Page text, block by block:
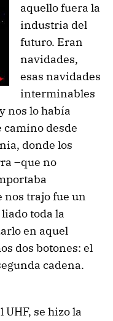
aquello fuera la
industria del
futuro. Eran
navidades,
esas navidades
interminables
nos lo había
camino desde
donde los
–que no
nos trajo fue un
toda la
en aquel
dos botones: el
cadena.
se hizo la